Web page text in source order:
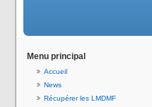
Menu principal
Accueil
News
Récupérer les LMDMF